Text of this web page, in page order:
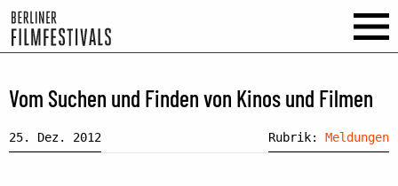
Vom Suchen und Finden von Kinos und Filmen
25. Dez. 2012 Rubrik: Meldungen